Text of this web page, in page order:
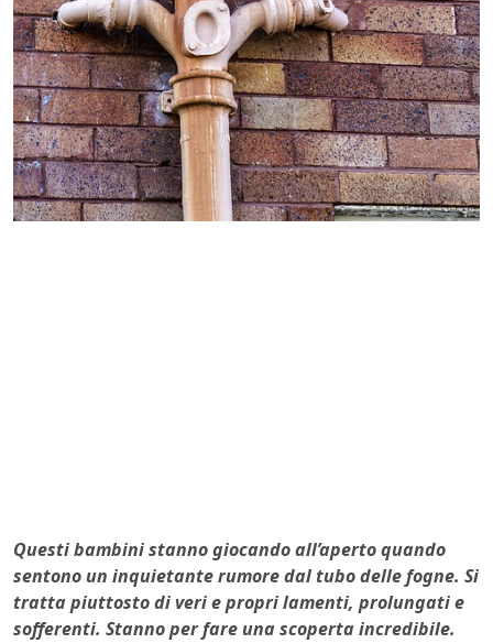
Questi bambini stanno giocando all’aperto quando
sentono un inquietante rumore dal tubo delle fogne. Si
tratta piuttosto di veri e propri lamenti, prolungati e
sofferenti. Stanno per fare una scoperta incredibile.